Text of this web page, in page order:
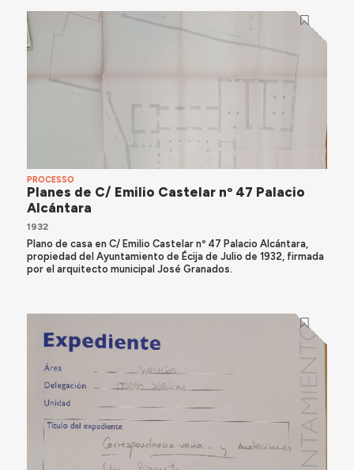
PROCESSO
Planes de C/ Emilio Castelar nº 47 Palacio
Alcántara
1932
Plano de casa en C/ Emilio Castelar nº 47 Palacio Alcántara,
propiedad del Ayuntamiento de Écija de Julio de 1932, firmada
por el arquitecto municipal José Granados.